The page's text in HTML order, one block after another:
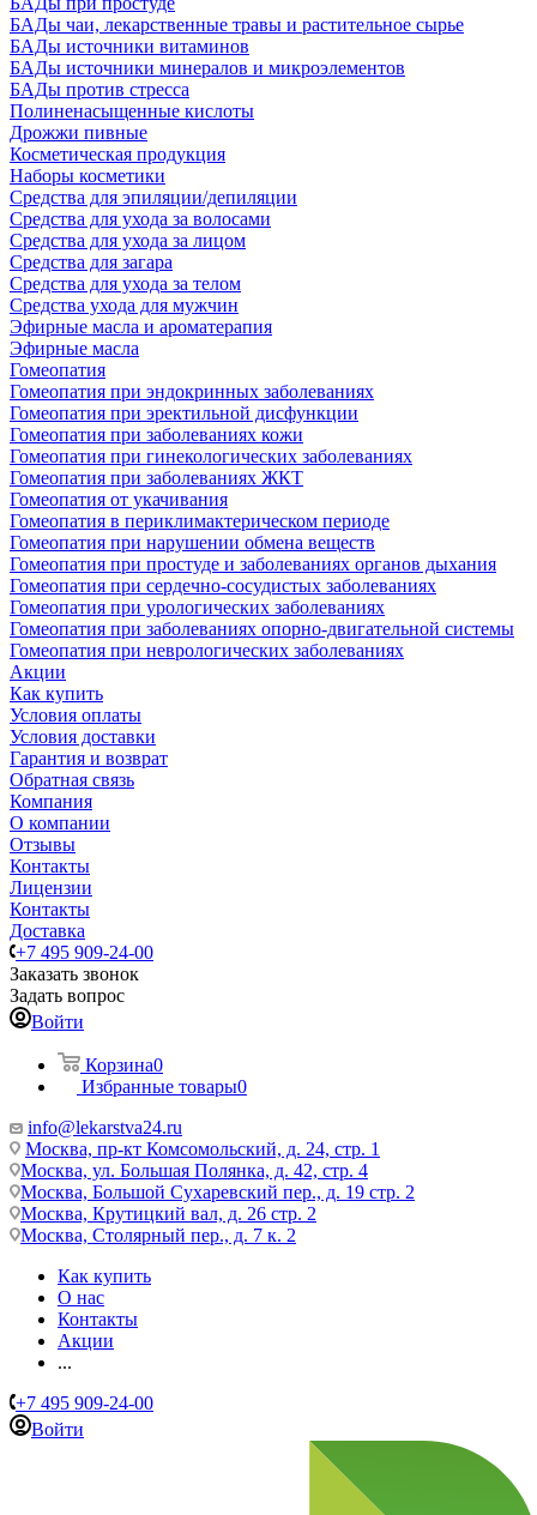
БАДы чаи, лекарственные травы и растительное сырье
БАДы источники витаминов
БАДы источники минералов и микроэлементов
БАДы против стресса
Полиненасыщенные кислоты
Дрожжи пивные
Косметическая продукция
Наборы косметики
Средства для эпиляции/депиляции
Средства для ухода за волосами
Средства для ухода за лицом
Средства для загара
Средства для ухода за телом
Средства ухода для мужчин
Эфирные масла и ароматерапия
Эфирные масла
Гомеопатия
Гомеопатия при эндокринных заболеваниях
Гомеопатия при эректильной дисфункции
Гомеопатия при заболеваниях кожи
Гомеопатия при гинекологических заболеваниях
Гомеопатия при заболеваниях ЖКТ
Гомеопатия от укачивания
Гомеопатия в периклимактерическом периоде
Гомеопатия при нарушении обмена веществ
Гомеопатия при простуде и заболеваниях органов дыхания
Гомеопатия при сердечно-сосудистых заболеваниях
Гомеопатия при урологических заболеваниях
Гомеопатия при заболеваниях опорно-двигательной системы
Гомеопатия при неврологических заболеваниях
Акции
Как купить
Условия оплаты
Условия доставки
Гарантия и возврат
Обратная связь
Компания
О компании
Отзывы
Контакты
Лицензии
Контакты
Доставка
+7 495 909-24-00
Заказать звонок
Задать вопрос
Войти
Корзина0
Избранные товары0
info@lekarstva24.ru
Москва, пр-кт Комсомольский, д. 24, стр. 1
Москва, ул. Большая Полянка, д. 42, стр. 4
Москва, Большой Сухаревский пер., д. 19 стр. 2
Москва, Крутицкий вал, д. 26 стр. 2
Москва, Столярный пер., д. 7 к. 2
Как купить
О нас
Контакты
Акции
...
+7 495 909-24-00
Войти